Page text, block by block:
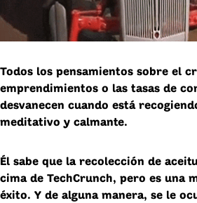
Todos los pensamientos sobre el
emprendimientos o las tasas de
desvanecen cuando está
meditativo y calmante.
Él sabe que la recolección de
cima de TechCrunch, pero es una
éxito. Y de alguna manera, se le